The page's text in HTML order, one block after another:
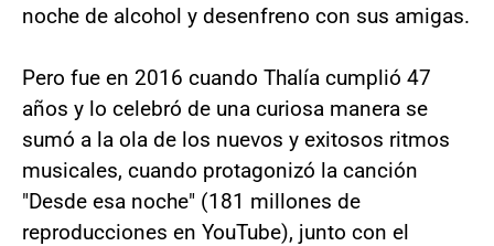
noche de alcohol y desenfreno con sus amigas.
Pero fue en 2016 cuando Thalía cumplió 47
años y lo celebró de una curiosa manera se
sumó a la ola de los nuevos y exitosos ritmos
musicales, cuando protagonizó la canción
"Desde esa noche" (181 millones de
reproducciones en YouTube), junto con el